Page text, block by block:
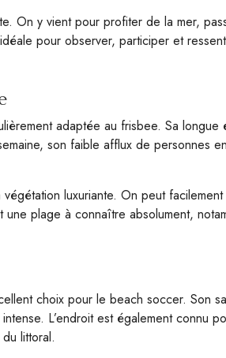
On y vient pour profiter de la mer,
pour observer, participer et
adaptée au frisbee. Sa
son faible afflux de personnes
luxuriante. On peut
une plage à connaître absolument,
choix pour le beach soccer. Son
L’endroit est également connu
littoral.